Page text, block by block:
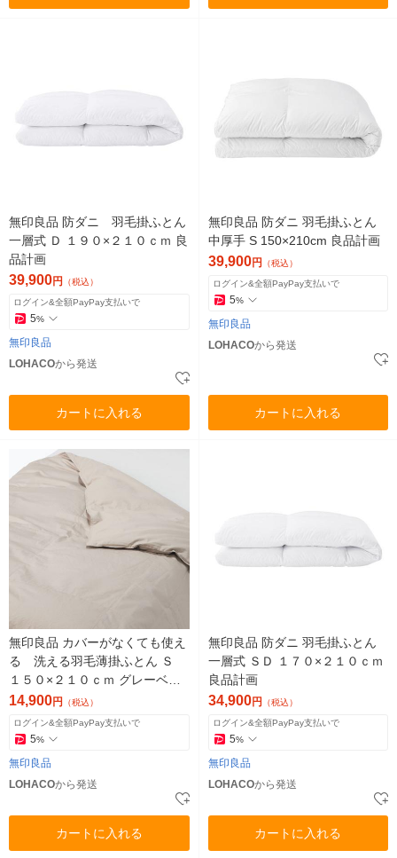
無印良品 防ダニ 羽毛掛ふとん
一層式 Ｄ １９０×２１０ｃｍ 良
品計画
39,900円 （税込）
ログイン&全額PayPay支払いで
5%
無印良品
LOHACOから発送
カートに入れる
無印良品 防ダニ 羽毛掛ふとん
中厚手 S 150×210cm 良品計画
39,900円 （税込）
ログイン&全額PayPay支払いで
5%
無印良品
LOHACOから発送
カートに入れる
無印良品 カバーがなくても使え
る 洗える羽毛薄掛ふとん Ｓ
１５０×２１０ｃｍ グレーベー
ジュ 良品計画
14,900円 （税込）
ログイン&全額PayPay支払いで
5%
無印良品
LOHACOから発送
カートに入れる
無印良品 防ダニ 羽毛掛ふとん
一層式 ＳＤ １７０×２１０ｃｍ
良品計画
34,900円 （税込）
ログイン&全額PayPay支払いで
5%
無印良品
LOHACOから発送
カートに入れる